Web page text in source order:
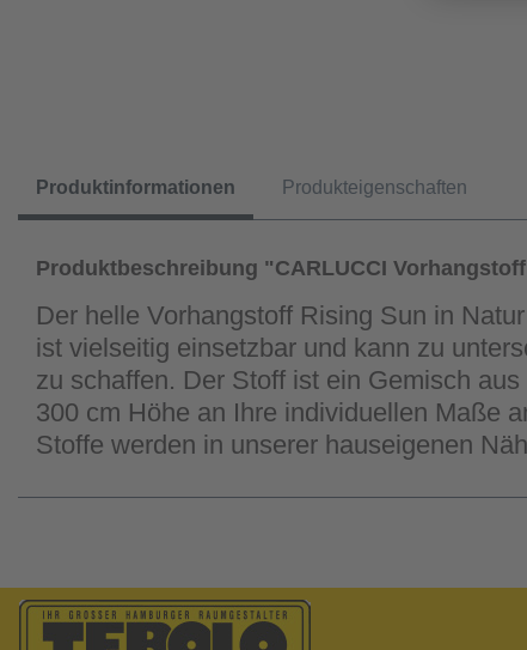
Produktinformationen Produkteigenschaften
Produktbeschreibung "CARLUCCI
Der helle Vorhangstoff Rising Sun in
ist vielseitig einsetzbar und kann zu
zu schaffen. Der Stoff ist ein Gemisch
300 cm Höhe an Ihre individuellen Maße
Stoffe werden in unserer hauseigenen